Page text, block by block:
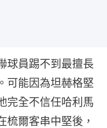
球員踢不到最擅長
可能因為坦赫格堅
完全不信任哈利馬
梳爾客串中堅後，